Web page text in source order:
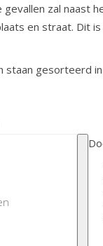
gevallen zal naast
en straat. Dit
staan gesorteerd